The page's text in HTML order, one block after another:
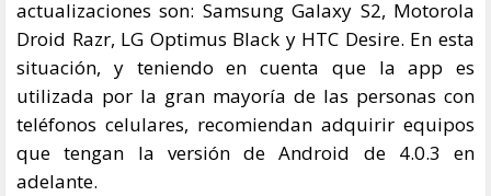
actualizaciones son: Samsung Galaxy S2, Motorola
Droid Razr, LG Optimus Black y HTC Desire. En esta
situación, y teniendo en cuenta que la app es
utilizada por la gran mayoría de las personas con
teléfonos celulares, recomiendan adquirir equipos
que tengan la versión de Android de 4.0.3 en
adelante.